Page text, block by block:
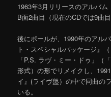
1963年3月リリースのアルバ
B面2曲目（現在のCDでは9曲
後にポールが、1990年のアル
ト・スペシャルパッケージ』
「P.S. ラヴ・ミー・ドゥ」（
形式）の形でリメイクし、
イ』(ライヴ盤）の中で同曲の
いる。